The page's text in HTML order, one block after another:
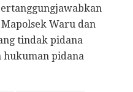
Waru dan
tindak pidana
hukuman pidana